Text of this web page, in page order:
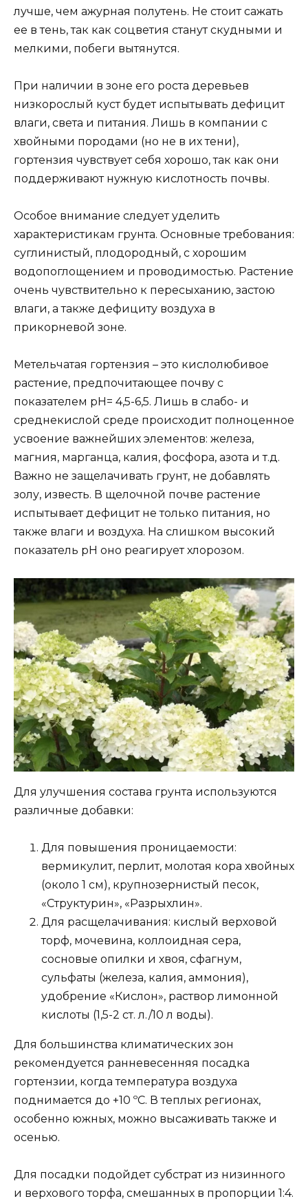
лучше, чем ажурная полутень. Не стоит сажать
ее в тень, так как соцветия станут скудными и
мелкими, побеги вытянутся.
При наличии в зоне его роста деревьев
низкорослый куст будет испытывать дефицит
влаги, света и питания. Лишь в компании с
хвойными породами (но не в их тени),
гортензия чувствует себя хорошо, так как они
поддерживают нужную кислотность почвы.
Особое внимание следует уделить
характеристикам грунта. Основные требования:
суглинистый, плодородный, с хорошим
водопоглощением и проводимостью. Растение
очень чувствительно к пересыханию, застою
влаги, а также дефициту воздуха в
прикорневой зоне.
Метельчатая гортензия – это кислолюбивое
растение, предпочитающее почву с
показателем pH= 4,5-6,5. Лишь в слабо- и
среднекислой среде происходит полноценное
усвоение важнейших элементов: железа,
магния, марганца, калия, фосфора, азота и т.д.
Важно не защелачивать грунт, не добавлять
золу, известь. В щелочной почве растение
испытывает дефицит не только питания, но
также влаги и воздуха. На слишком высокий
показатель pH оно реагирует хлорозом.
Для улучшения состава грунта используются
различные добавки:
Для повышения проницаемости:
вермикулит, перлит, молотая кора хвойных
(около 1 см), крупнозернистый песок,
«Структурин», «Разрыхлин».
Для расщелачивания: кислый верховой
торф, мочевина, коллоидная сера,
сосновые опилки и хвоя, сфагнум,
сульфаты (железа, калия, аммония),
удобрение «Кислон», раствор лимонной
кислоты (1,5-2 ст. л./10 л воды).
Для большинства климатических зон
рекомендуется ранневесенняя посадка
гортензии, когда температура воздуха
поднимается до +10 ºC. В теплых регионах,
особенно южных, можно высаживать также и
осенью.
Для посадки подойдет субстрат из низинного
и верхового торфа, смешанных в пропорции 1:4.